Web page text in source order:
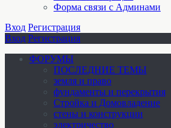
Форма связи с Админами
Вход Регистрация
Вход Регистрация
ФОРУМЫ
ПОСЛЕДНИЕ ТЕМЫ
земля и право
фундаменты и перекрытия
Стройка и Домовладение
стены и конструкции
электричество